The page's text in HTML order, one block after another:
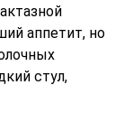
аппетит, но
стул,